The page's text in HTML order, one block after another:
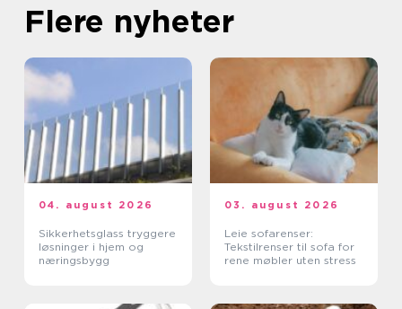
Flere nyheter
04. august 2026
Sikkerhetsglass tryggere
løsninger i hjem og
næringsbygg
03. august 2026
Leie sofarenser:
Tekstilrenser til sofa for
rene møbler uten stress